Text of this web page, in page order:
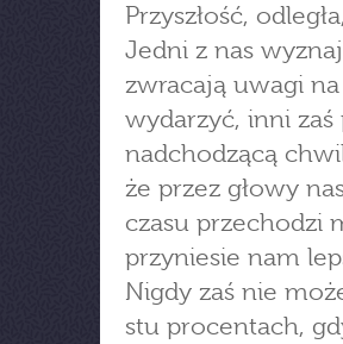
Przyszłość,
Jedni z nas
zwracają uwagi
wydarzyć, inni zaś
nadchodzącą
że przez głowy
czasu przechodzi
przyniesie nam
Nigdy zaś nie
stu procentach,